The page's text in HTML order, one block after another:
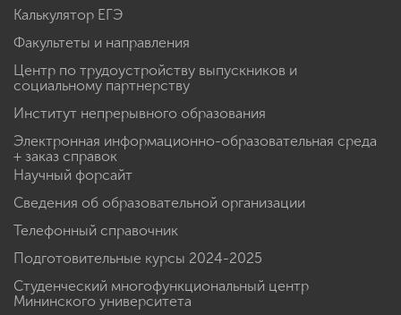
Калькулятор ЕГЭ
Факультеты и направления
Центр по трудоустройству выпускников и
социальному партнерству
Институт непрерывного образования
Электронная информационно-образовательная среда
+ заказ справок
Научный форсайт
Сведения об образовательной организации
Телефонный справочник
Подготовительные курсы 2024-2025
Студенческий многофункциональный центр
Мининского университета